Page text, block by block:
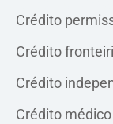
Crédito
Crédito
Crédito
Crédito médico